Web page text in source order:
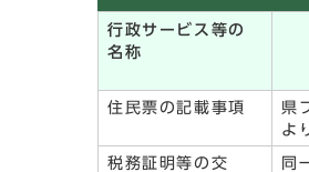
行政サービス等の
名称
住民票の記載事項
県
よ
税務証明等の交
同